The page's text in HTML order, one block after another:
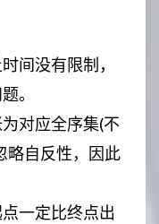
间没有限制，
。
对应全序集(不
略自反性，因此
一定比终点出